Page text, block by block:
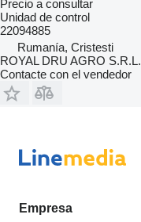
Precio a consultar
Unidad de control
22094885
Rumanía, Cristesti
ROYAL DRU AGRO S.R.L.
Contacte con el vendedor
Empresa